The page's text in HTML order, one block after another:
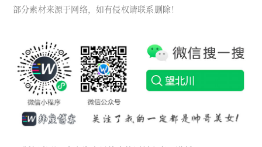
部分素材来源于网络，如有侵权请联系删除！